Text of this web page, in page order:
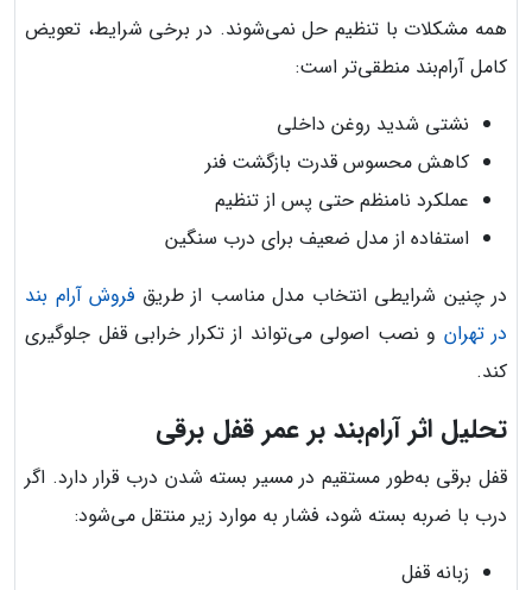
همه مشکلات با تنظیم حل نمی‌شوند. در برخی شرایط، تعویض
کامل آرام‌بند منطقی‌تر است:
نشتی شدید روغن داخلی
کاهش محسوس قدرت بازگشت فنر
عملکرد نامنظم حتی پس از تنظیم
استفاده از مدل ضعیف برای درب سنگین
در چنین شرایطی انتخاب مدل مناسب از طریق فروش آرام بند
در تهران و نصب اصولی می‌تواند از تکرار خرابی قفل جلوگیری
کند.
تحلیل اثر آرام‌بند بر عمر قفل برقی
قفل برقی به‌طور مستقیم در مسیر بسته شدن درب قرار دارد. اگر
درب با ضربه بسته شود، فشار به موارد زیر منتقل می‌شود:
زبانه قفل